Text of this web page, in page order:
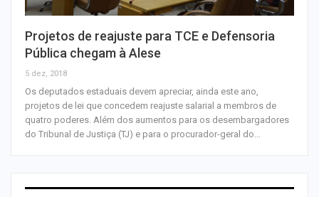
Projetos de reajuste para TCE e Defensoria
Pública chegam à Alese
5 dez, 2018
Os deputados estaduais devem apreciar, ainda este ano,
projetos de lei que concedem reajuste salarial a membros de
quatro poderes. Além dos aumentos para os desembargadores
do Tribunal de Justiça (TJ) e para o procurador-geral do…